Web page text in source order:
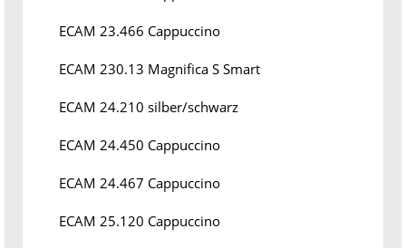
ECAM 23.466 Cappuccino
ECAM 230.13 Magnifica S Smart
ECAM 24.210 silber/schwarz
ECAM 24.450 Cappuccino
ECAM 24.467 Cappuccino
ECAM 25.120 Cappuccino